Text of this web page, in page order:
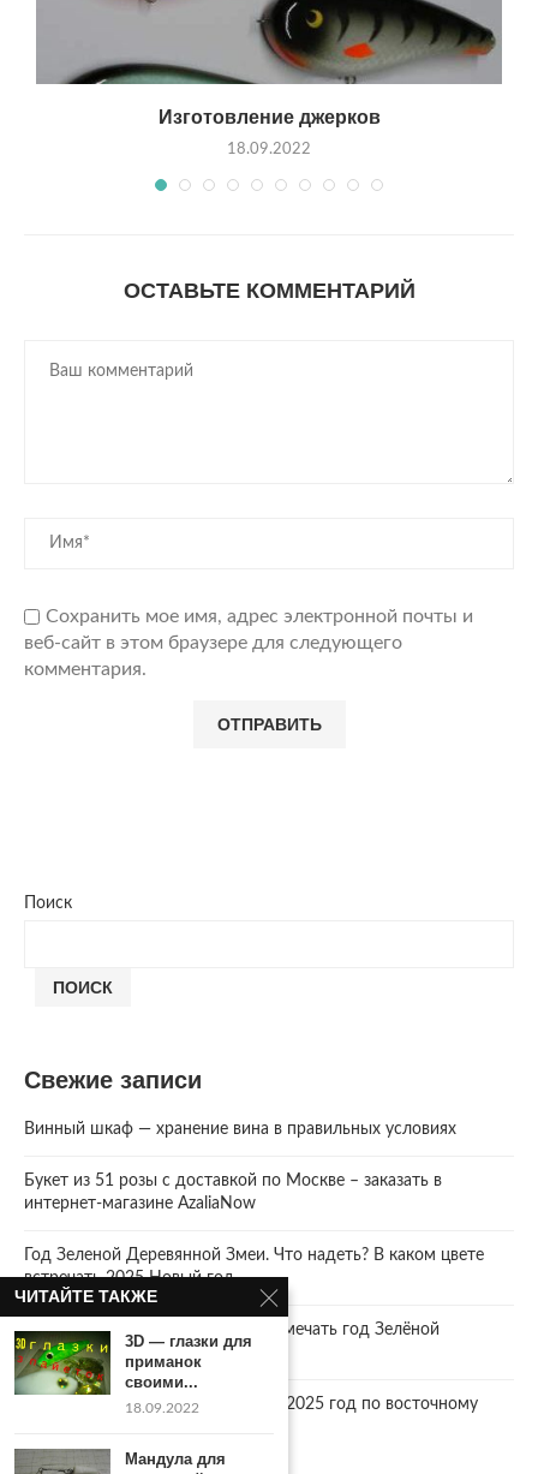
Изготовление джерков
18.09.2022
ОСТАВЬТЕ КОММЕНТАРИЙ
Сохранить мое имя, адрес электронной почты и
веб-сайт в этом браузере для следующего
комментария.
Поиск
ПОИСК
Свежие записи
Винный шкаф — хранение вина в правильных условиях
Букет из 51 розы с доставкой по Москве – заказать в
интернет-магазине AzaliaNow
Год Зеленой Деревянной Змеи. Что надеть? В каком цвете
встречать 2025 Новый год.
2025 год. Где и как правильно отмечать год Зелёной
Деревянной Змеи
Что год грядущий нам готовит… 2025 год по восточному
ЧИТАЙТЕ ТАКЖЕ
3D — глазки для
приманок
своими...
18.09.2022
Мандула для